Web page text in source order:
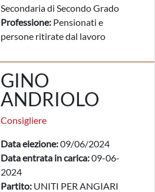
Secondaria di Secondo Grado
Professione: Pensionati e
persone ritirate dal lavoro
GINO
ANDRIOLO
Consigliere
Data elezione:09/06/2024
Data entrata in carica:09-06-
2024
Partito: UNITI PER ANGIARI